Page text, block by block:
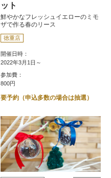
ット
鮮やかなフレッシュイエローのミモ
ザで作る春のリース
徳重店
開催日時：
2022年3月1日～
参加費：
800円
要予約（申込多数の場合は抽選）